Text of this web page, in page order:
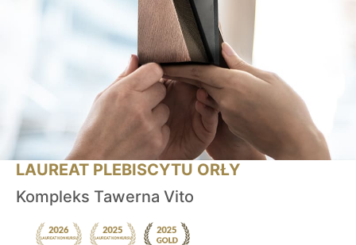
LAUREAT PLEBISCYTU ORŁY
Kompleks Tawerna Vito